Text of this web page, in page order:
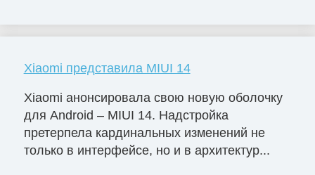
Xiaomi представила MIUI 14
Xiaomi анонсировала свою новую оболочку
для Android – MIUI 14. Надстройка
претерпела кардинальных изменений не
только в интерфейсе, но и в архитектур...